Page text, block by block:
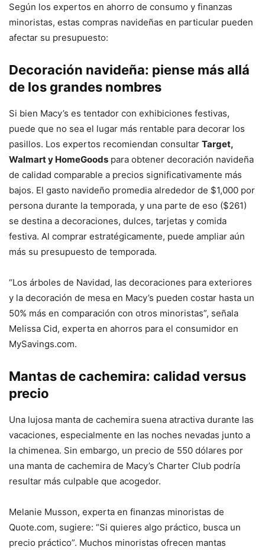
Según los expertos en ahorro de consumo y finanzas
minoristas, estas compras navideñas en particular pueden
afectar su presupuesto:
Decoración navideña: piense más allá
de los grandes nombres
Si bien Macy’s es tentador con exhibiciones festivas,
puede que no sea el lugar más rentable para decorar los
pasillos. Los expertos recomiendan consultar Target,
Walmart y HomeGoods para obtener decoración navideña
de calidad comparable a precios significativamente más
bajos. El gasto navideño promedia alrededor de $1,000 por
persona durante la temporada, y una parte de eso ($261)
se destina a decoraciones, dulces, tarjetas y comida
festiva. Al comprar estratégicamente, puede ampliar aún
más su presupuesto de temporada.
“Los árboles de Navidad, las decoraciones para exteriores
y la decoración de mesa en Macy’s pueden costar hasta un
50% más en comparación con otros minoristas”, señala
Melissa Cid, experta en ahorros para el consumidor en
MySavings.com.
Mantas de cachemira: calidad versus
precio
Una lujosa manta de cachemira suena atractiva durante las
vacaciones, especialmente en las noches nevadas junto a
la chimenea. Sin embargo, un precio de 550 dólares por
una manta de cachemira de Macy’s Charter Club podría
resultar más culpable que acogedor.
Melanie Musson, experta en finanzas minoristas de
Quote.com, sugiere: “Si quieres algo práctico, busca un
precio práctico”. Muchos minoristas ofrecen mantas